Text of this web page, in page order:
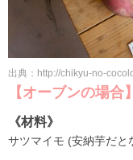
出典：http://chikyu-no-
【オーブンの場合】
《材料》
サツマイモ (安納芋だと